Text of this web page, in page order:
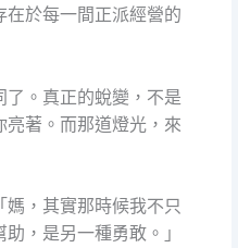
於每一間正派經營的
。真正的蛻變，不是
著。而那道燈光，來
，其實那時候我不只
，是另一種勇敢。」